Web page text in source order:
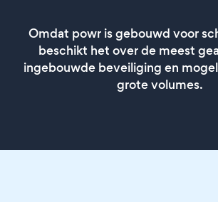
Omdat powr is gebouwd voor
beschikt het over de meest
ingebouwde beveiliging en
grote volumes.